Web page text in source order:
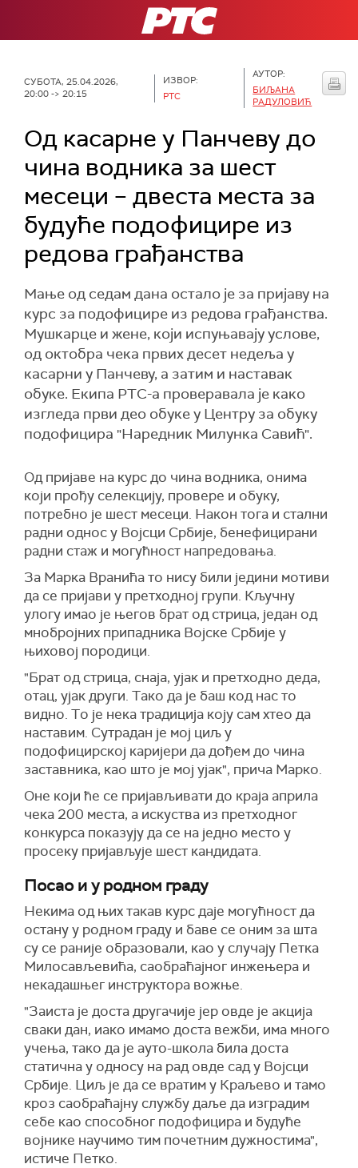
РТС
СУБОТА, 25.04.2026,
20:00 -> 20:15
ИЗВОР:
РТС
АУТОР:
БИЉАНА
РАДУЛОВИЋ
Од касарне у Панчеву до
чина водника за шест
месеци – двеста места за
будуће подофицире из
редова грађанства
Мање од седам дана остало је за пријаву на
курс за подофицире из редова грађанства.
Мушкарце и жене, који испуњавају услове,
од октобра чека првих десет недеља у
касарни у Панчеву, а затим и наставак
обуке. Екипа РТС-а проверавала је како
изгледа први део обуке у Центру за обуку
подофицира "Наредник Милунка Савић".
Од пријаве на курс до чина водника, онима
који прођу селекцију, провере и обуку,
потребно је шест месеци. Након тога и стални
радни однос у Војсци Србије, бенефицирани
радни стаж и могућност напредовања.
За Марка Вранића то нису били једини мотиви
да се пријави у претходној групи. Кључну
улогу имао је његов брат од стрица, један од
мнобројних припадника Војске Србије у
њиховој породици.
"Брат од стрица, снаја, ујак и претходно деда,
отац, ујак други. Тако да је баш код нас то
видно. То је нека традиција коју сам хтео да
наставим. Сутрадан је мој циљ у
подофицирској каријери да дођем до чина
заставника, као што је мој ујак", прича Марко.
Оне који ће се пријављивати до краја априла
чека 200 места, а искуства из претходног
конкурса показују да се на једно место у
просеку пријављује шест кандидата.
Посао и у родном граду
Некима од њих такав курс даје могућност да
остану у родном граду и баве се оним за шта
су се раније образовали, као у случају Петка
Милосављевића, саобраћајног инжењера и
некадашњег инструктора вожње.
"Заиста је доста другачије јер овде је акција
сваки дан, иако имамо доста вежби, има много
учења, тако да је ауто-школа била доста
статична у односу на рад овде сад у Војсци
Србије. Циљ је да се вратим у Краљево и тамо
кроз саобраћајну службу даље да изградим
себе као способног подофицира и будуће
војнике научимо тим почетним дужностима",
истиче Петко.